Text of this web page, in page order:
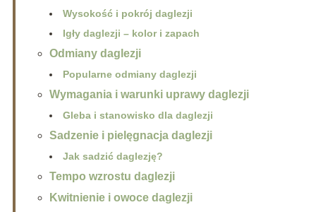
Wysokość i pokrój daglezji
Igły daglezji – kolor i zapach
Odmiany daglezji
Popularne odmiany daglezji
Wymagania i warunki uprawy daglezji
Gleba i stanowisko dla daglezji
Sadzenie i pielęgnacja daglezji
Jak sadzić daglezję?
Tempo wzrostu daglezji
Kwitnienie i owoce daglezji